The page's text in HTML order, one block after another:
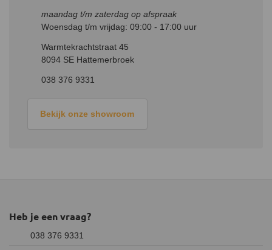
maandag t/m zaterdag op afspraak
Woensdag t/m vrijdag: 09:00 - 17:00 uur
Warmtekrachtstraat 45
8094 SE Hattemerbroek
038 376 9331
Bekijk onze showroom
Heb je een vraag?
038 376 9331